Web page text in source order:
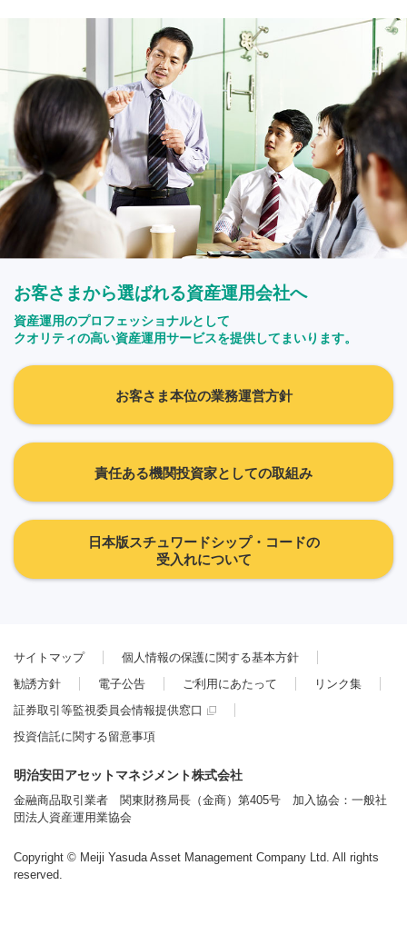
想定するお客さまの属性を明確にし、お客さまの投資目的
に適した商品内容となっていること
お客さまにご負担いただくコストに見合ったリターンが確
保されていること
商品開発に際して、お客さまに付加価値をもたらし、長期
保有ニーズに資する商品性となっていること
3.
情報提供・開示
お客さまの投資判断に資する情報（商品性に関する情報、運
用体制等を含む）を適時にわかりやすく提供することに努め
マーケットや運用の状況・体制、商品特性および内容、お
2025年4月1日制定
明治安田アセットマネジメント株式会社
プロダクトガバナンスの実効性を確保するための体制（プロダク
トガバナンス委員会）を整備するとともに、商品性に沿った中長
期的に良好なパフォーマンスを維持・提供できる運用体制を構築
し、全社横断の体制により、ファンドの設計・運用・見直しに関
する意思決定を迅速かつ客観的に行っています。
ベンチマークの「配当込み指数」への変更に関するお知らせ
（PDF：137KB）
信託報酬の引き下げを行いました。
同種の他社商品と比較して割高な信託報酬率を受益者の皆さま
の最善の利益確保の観点から引き下げました。
フコク日本株式ファンド
フコク日本債券ファンド
フコク株25大河、フコク株50大河、フコク株75大河
繰上償還を行いました。
残高の減少や販売が伸び悩んだことから、今後コストに見合っ
用を継続するよりも繰上償還することが受益者の皆さまにとっ
て有利であると考えられることから2024年度に以下の8ファン
ドの繰上償還を行いました。
明治安田Ｎｅｘｔグローバル・リート（予想分配金提示型）
明治安田クオリティ日本株オープン
ノーロード明治安田Ｊ－ＲＥＩＴアクティブ
明治安田米国中小型成長株式ファンド（毎月決算・予想分配
金提示型・為替ヘッジあり）
明治安田米国中小型成長株式ファンド（毎月決算・予想分配
お客さまから選ばれる資産運用会社へ
資産運用のプロフェッショナルとして
クオリティの高い資産運用サービスを提供してまいります。
お客さま本位の業務運営方針
責任ある機関投資家としての取組み
日本版スチュワードシップ・コードの
受入れについて
サイトマップ
個人情報の保護に関する基本方針
勧誘方針
電子公告 ご利用にあたって
リンク集
証券取引等監視委員会情報提供窓口
投資信託に関する留意事項
明治安田アセットマネジメント株式会社
金融商品取引業者 関東財務局長（金商）第405号 加入協会：一般社
団法人資産運用業協会
Copyright © Meiji Yasuda Asset Management Company Ltd. All rights
reserved.